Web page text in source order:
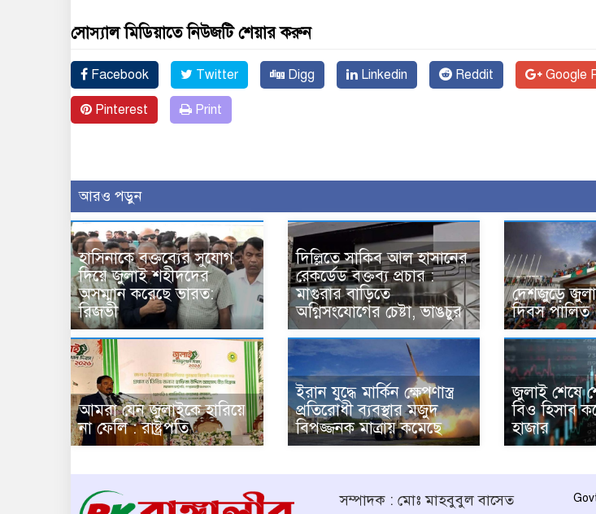
সোস্যাল মিডিয়াতে নিউজটি শেয়ার করুন
Facebook Twitter Digg Linkedin Reddit Google
Pinterest Print
আরও পড়ুন
হাসিনাকে বক্তব্যের সুযোগ
দিয়ে জুলাই শহীদদের
অসম্মান করেছে ভারত:
রিজভী
দিল্লিতে সাকিব আল হাসানের
রেকর্ডেড বক্তব্য প্রচার :
মাগুরার বাড়িতে
অগ্নিসংযোগের চেষ্টা, ভাঙচুর
দেশজুড়ে
দিবস পালিত
আমরা যেন জুলাইকে হারিয়ে
না ফেলি : রাষ্ট্রপতি
ইরান যুদ্ধে মার্কিন ক্ষেপণাস্ত্র
প্রতিরোধী ব্যবস্থার মজুদ
বিপজ্জনক মাত্রায় কমেছে
জুলাই শেষে
বিও হিসাব
হাজার
সম্পাদক : মোঃ মাহবুবুল বাসেত